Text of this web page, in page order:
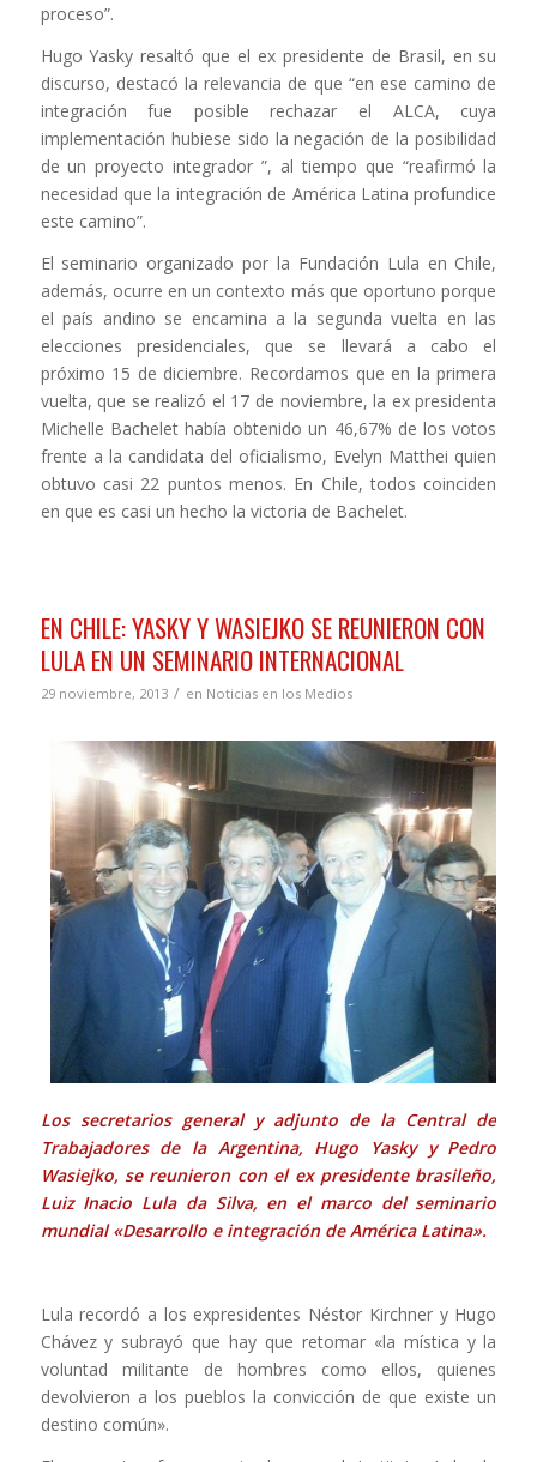
proceso”.
Hugo Yasky resaltó que el ex presidente de Brasil, en su
discurso, destacó la relevancia de que “en ese camino de
integración fue posible rechazar el ALCA, cuya
implementación hubiese sido la negación de la posibilidad
de un proyecto integrador ”, al tiempo que “reafirmó la
necesidad que la integración de América Latina profundice
este camino”.
El seminario organizado por la Fundación Lula en Chile,
además, ocurre en un contexto más que oportuno porque
el país andino se encamina a la segunda vuelta en las
elecciones presidenciales, que se llevará a cabo el
próximo 15 de diciembre. Recordamos que en la primera
vuelta, que se realizó el 17 de noviembre, la ex presidenta
Michelle Bachelet había obtenido un 46,67% de los votos
frente a la candidata del oficialismo, Evelyn Matthei quien
obtuvo casi 22 puntos menos. En Chile, todos coinciden
en que es casi un hecho la victoria de Bachelet.
EN CHILE: YASKY Y WASIEJKO SE REUNIERON CON
LULA EN UN SEMINARIO INTERNACIONAL
29 noviembre, 2013 / en Noticias en los Medios
Los secretarios general y adjunto de la Central de
Trabajadores de la Argentina, Hugo Yasky y Pedro
Wasiejko, se reunieron con el ex presidente brasileño,
Luiz Inacio Lula da Silva, en el marco del seminario
mundial «Desarrollo e integración de América Latina».
Lula recordó a los expresidentes Néstor Kirchner y Hugo
Chávez y subrayó que hay que retomar «la mística y la
voluntad militante de hombres como ellos, quienes
devolvieron a los pueblos la convicción de que existe un
destino común».